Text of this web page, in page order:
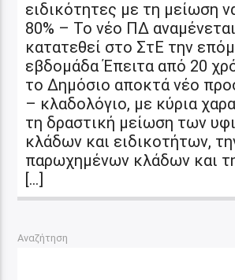
ειδικότητες με τη μείωση
80% – Το νέο ΠΔ
κατατεθεί στο ΣτΕ την
εβδομάδα Έπειτα από 20
το Δημόσιο αποκτά νέο
– κλαδολόγιο, με κύρια
τη δραστική μείωση των
κλάδων και ειδικοτήτων,
παρωχημένων κλάδων και
[…]
Αναζήτηση